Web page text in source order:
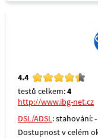
4.4
testů celkem:4
http://www.ibg-net.cz
DSL/ADSL: stahování:
Dostupnost v celém